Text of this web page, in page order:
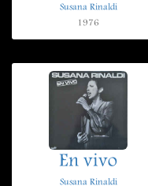
Susana Rinaldi
1976
En vivo
Susana Rinaldi